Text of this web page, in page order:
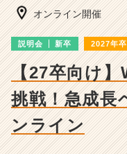
業
か
ら
ス
カ
ウ
オンライン開催
説明会 新卒 2027年卒
【27卒向け
挑戦！急成長
ンライン